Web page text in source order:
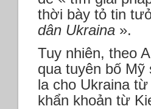
thời bày tỏ tin
dân Ukraina ».
Tuy nhiên, theo
qua tuyên bố
la cho Ukraina
khẩn khoản từ